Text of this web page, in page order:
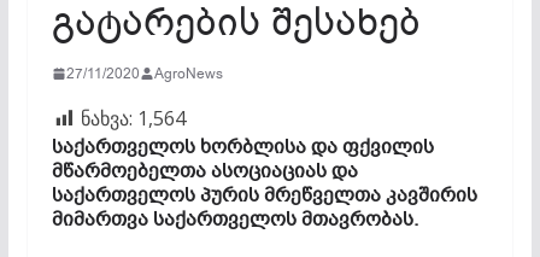
გატარების შესახებ
27/11/2020 AgroNews
ნახვა: 1,564
საქართველოს ხორბლისა და ფქვილის
მწარმოებელთა ასოციაციას და
საქართველოს პურის მრეწველთა კავშირის
მიმართვა საქართველოს მთავრობას.